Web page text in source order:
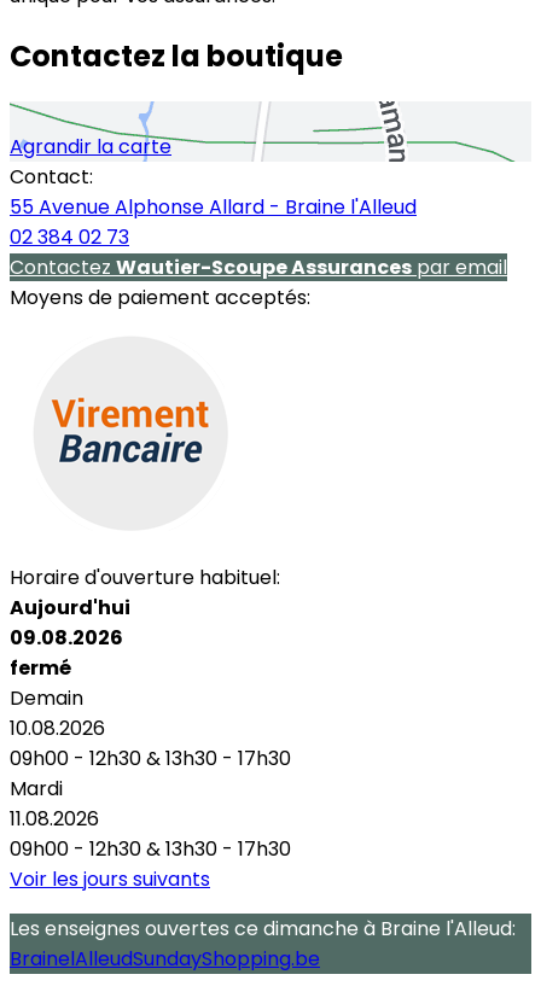
Contactez la boutique
Agrandir la carte
Contact:
55 Avenue Alphonse Allard - Braine l'Alleud
02 384 02 73
Contactez Wautier-Scoupe Assurances par email
Moyens de paiement acceptés:
Horaire d'ouverture habituel:
Aujourd'hui
09.08.2026
fermé
Demain
10.08.2026
09h00 - 12h30&13h30 - 17h30
Mardi
11.08.2026
09h00 - 12h30&13h30 - 17h30
Voir les jours suivants
Les enseignes ouvertes ce dimanche à Braine l'Alleud:
BrainelAlleudSundayShopping.be